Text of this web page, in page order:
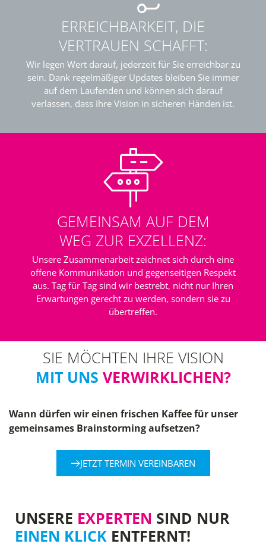
ERREICHBARKEIT, DIE
VERTRAUEN SCHAFFT:
Wir legen Wert darauf, jederzeit für Sie erreichbar zu
sein. Dank regelmäßiger Updates bleiben Sie immer
auf dem Laufenden und können sich darauf
verlassen, dass Ihre Vision in sicheren Händen ist.
GEMEINSAM AUF DEM
WEG ZUR EXZELLENZ:
Unsere Zusammenarbeit zeichnet sich durch eine
offene Kommunikation und gegenseitigen Respekt
aus. Tag für Tag sind wir bestrebt, nicht nur Ihren
Erwartungen gerecht zu werden, sondern sie zu
übertreffen.
SIE MÖCHTEN IHRE VISION
MIT UNS VERWIRKLICHEN?
Wann dürfen wir einen frischen Kaffee für unser
gemeinsames Brainstorming aufsetzen?
JETZT TERMIN VEREINBAREN
UNSERE EXPERTEN SIND NUR
EINEN KLICK ENTFERNT!